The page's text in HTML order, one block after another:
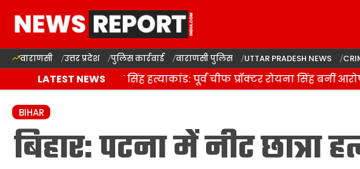
वाराणसी उत्तर प्रदेश पुलिस कार्रवाई वाराणसी पुलिस UTTAR PRADESH NEWS
LATEST NEWS
बीएचयू छात्र नेता गौरव सिंह हत्याकांड: पूर्व चीफ प्रॉक्टर रोयना सिंह बनीं
BIHAR
बिहार: पटना में नीट छात्रा